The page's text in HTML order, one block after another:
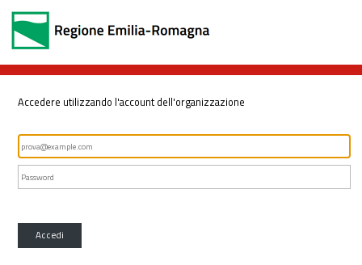
Accedere utilizzando l'account dell'organizzazione
Accedi